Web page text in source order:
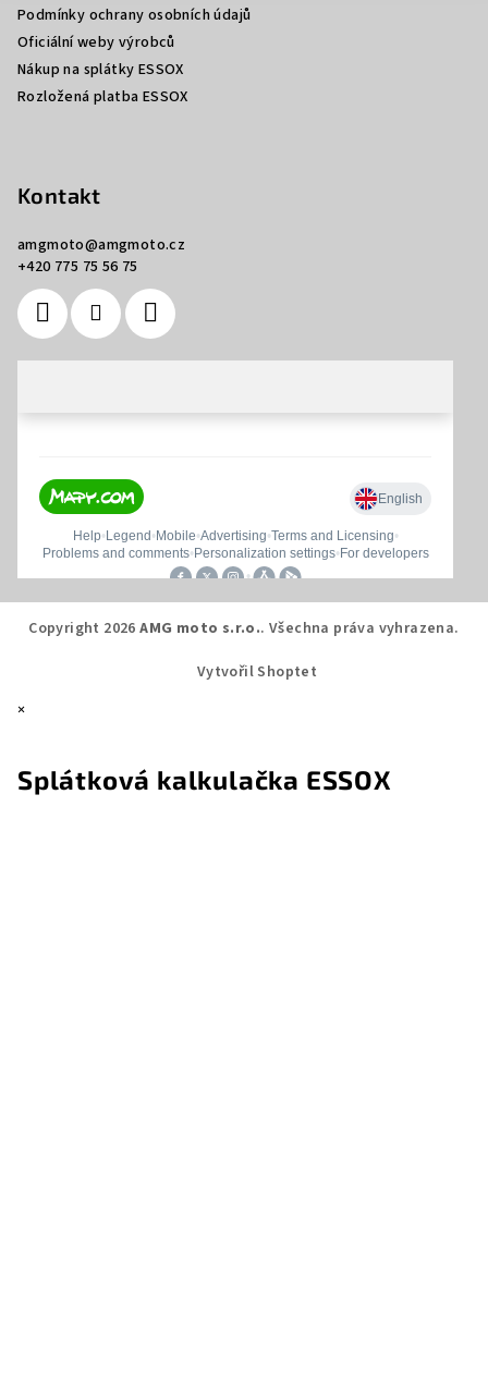
Podmínky ochrany osobních údajů
Oficiální weby výrobců
Nákup na splátky ESSOX
Rozložená platba ESSOX
Kontakt
amgmoto@amgmoto.cz
+420 775 75 56 75
Copyright 2026AMG moto s.r.o.. Všechna práva vyhrazena.
Vytvořil Shoptet
×
Splátková kalkulačka ESSOX